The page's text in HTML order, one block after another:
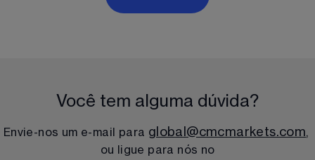
Você tem alguma dúvida?
Envie-nos um e-mail para global@cmcmarkets.com,
ou ligue para nós no